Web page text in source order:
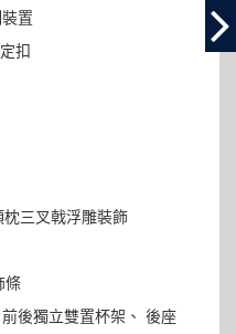
置
扣
枕三叉戟浮雕裝飾
條
後獨立雙置杯架、 後座